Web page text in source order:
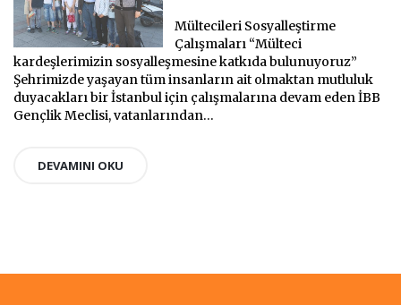
Mültecileri Sosyalleştirme
Çalışmaları “Mülteci
kardeşlerimizin sosyalleşmesine katkıda bulunuyoruz”
Şehrimizde yaşayan tüm insanların ait olmaktan mutluluk
duyacakları bir İstanbul için çalışmalarına devam eden İBB
Gençlik Meclisi, vatanlarından...
DEVAMINI OKU